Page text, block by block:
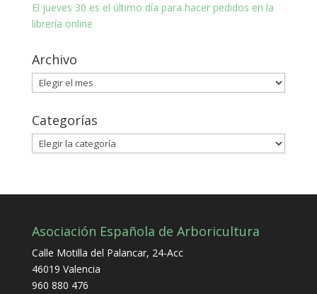
El jueves 30 es el último día para hacer pedidos en la
librería online
Archivo
Archivo
Categorías
Categorías
Asociación Española de Arboricultura
Calle Motilla del Palancar, 24-Acc
46019 Valencia
960 880 476